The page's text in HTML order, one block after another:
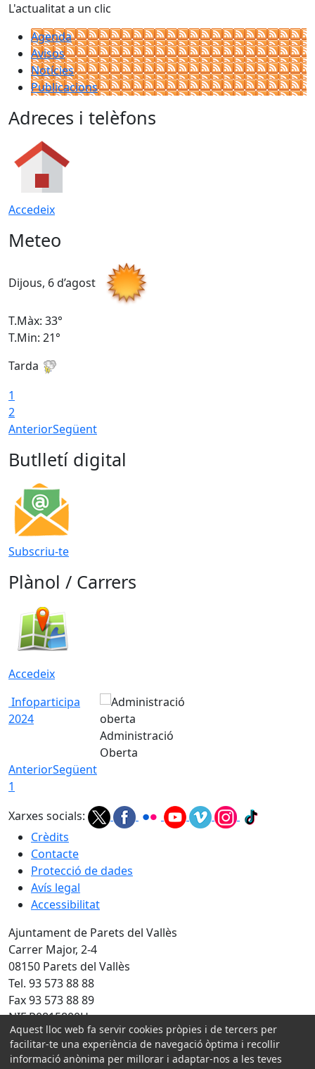
L'actualitat a un clic
Agenda
Avisos
Notícies
Publicacions
Adreces i telèfons
Accedeix
Meteo
Dijous, 6 d’agost
T.Màx: 33°
T.Min: 21°
Tarda
1
2
AnteriorSegüent
Butlletí digital
Subscriu-te
Plànol / Carrers
Accedeix
Infoparticipa
2024
Administració
Oberta
AnteriorSegüent
1
Xarxes socials:
Crèdits
Contacte
Protecció de dades
Avís legal
Accessibilitat
Ajuntament de Parets del Vallès
Carrer Major, 2-4
08150 Parets del Vallès
Tel. 93 573 88 88
Fax 93 573 88 89
NIF P0815800H
Amb la col·laboració de:
Aquest lloc web fa servir cookies pròpies i de tercers per
facilitar-te una experiència de navegació òptima i recollir
informació anònima per millorar i adaptar-nos a les teves